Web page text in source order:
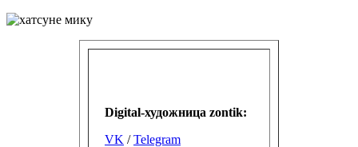
Digital-художница zontik:
VK /Telegram